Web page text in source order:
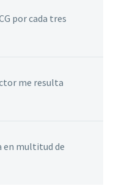
por cada tres
me resulta
en multitud de